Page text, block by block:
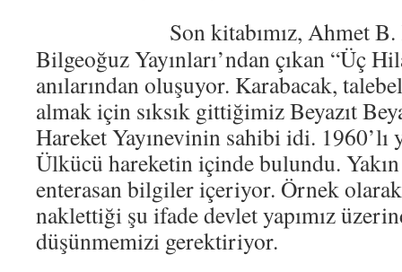
Son kitabımız, Ahmet B.
Bilgeoğuz Yayınları’ndan çıkan “Üç
anılarından oluşuyor. Karabacak,
almak için sıksık gittiğimiz Beyazıt
Hareket Yayınevinin sahibi idi. 1960’lı
Ülkücü hareketin içinde bulundu.
enterasan bilgiler içeriyor. Örnek
naklettiği şu ifade devlet yapımız
düşünmemizi gerektiriyor.